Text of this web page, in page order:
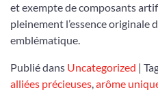
et exempte de composants
pleinement l’essence originale
emblématique.
Publié dans Uncategorized |
alliées précieuses,arôme